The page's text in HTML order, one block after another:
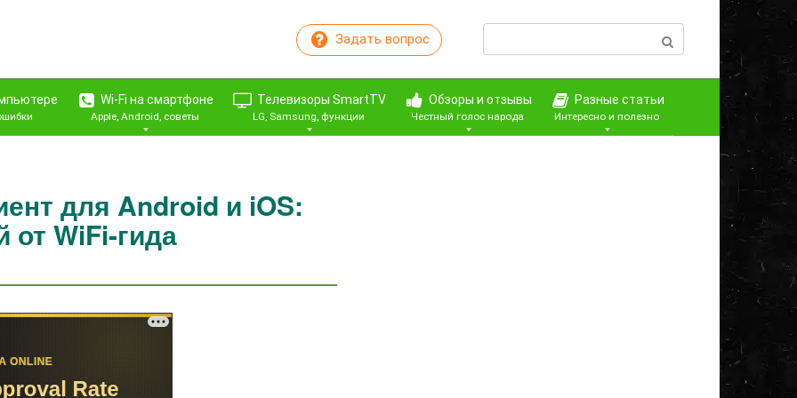
Задать вопрос Поиск:
Wi-Fi на смартфоне
Apple, Android, советы
Телевизоры SmartTV
LG, Samsung, функции
Обзоры и отзывы
Честный голос народа
Разные статьи
Интересно и полезно
для Android и iOS:
от WiFi-гида